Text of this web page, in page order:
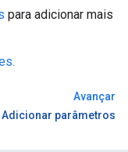
para adicionar mais
Avançar
Adicionar parâmetros